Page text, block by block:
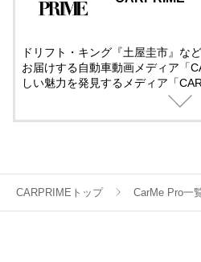
ドリフト・キング『土屋圭市』な
お届けする自動車動画メディア「
しい魅力を発見するメディア「
になるクルマ、話題のクルマを取
CARPRIMEトップ CarMe Pro一